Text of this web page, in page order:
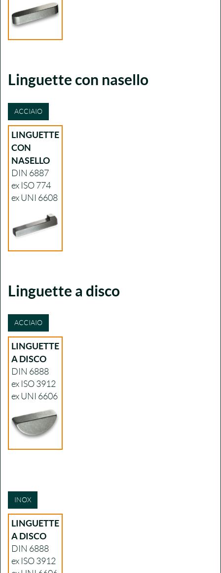
Linguette con nasello
ACCIAIO
LINGUETTE
CON
NASELLO
DIN 6887
ex ISO 774
ex UNI 6608
Linguette a disco
ACCIAIO
LINGUETTE
A DISCO
DIN 6888
ex ISO 3912
ex UNI 6606
INOX
LINGUETTE
A DISCO
DIN 6888
ex ISO 3912